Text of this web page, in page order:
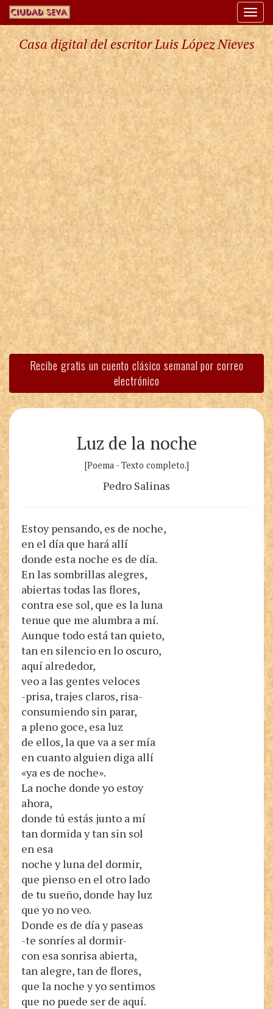
Casa digital del escritor Luis López Nieves
Recibe gratis un cuento clásico semanal por correo
electrónico
Luz de la noche
[Poema - Texto completo.]
Pedro Salinas
Estoy pensando, es de noche,
en el día que hará allí
donde esta noche es de día.
En las sombrillas alegres,
abiertas todas las flores,
contra ese sol, que es la luna
tenue que me alumbra a mí.
Aunque todo está tan quieto,
tan en silencio en lo oscuro,
aquí alrededor,
veo a las gentes veloces
-prisa, trajes claros, risa-
consumiendo sin parar,
a pleno goce, esa luz
de ellos, la que va a ser mía
en cuanto alguien diga allí
«ya es de noche».
La noche donde yo estoy
ahora,
donde tú estás junto a mí
tan dormida y tan sin sol
en esa
noche y luna del dormir,
que pienso en el otro lado
de tu sueño, donde hay luz
que yo no veo.
Donde es de día y paseas
-te sonríes al dormir-
con esa sonrisa abierta,
tan alegre, tan de flores,
que la noche y yo sentimos
que no puede ser de aquí.